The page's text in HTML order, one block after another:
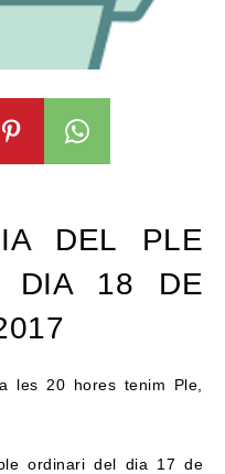
DEL PLE
DIA 18 DE
les 20 hores tenim Ple,
ordinari del dia 17 de